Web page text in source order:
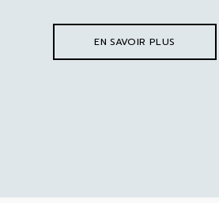
EN SAVOIR PLUS